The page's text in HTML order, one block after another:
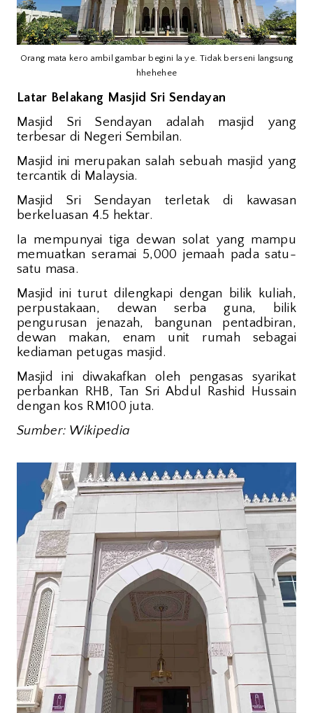
Orang mata kero ambil gambar begini la ye. Tidak berseni langsung
hhehehee
Latar Belakang Masjid Sri Sendayan
Masjid Sri Sendayan adalah masjid yang
terbesar di Negeri Sembilan.
Masjid ini merupakan salah sebuah masjid yang
tercantik di Malaysia.
Masjid Sri Sendayan terletak di kawasan
berkeluasan 4.5 hektar.
Ia mempunyai tiga dewan solat yang mampu
memuatkan seramai 5,000 jemaah pada satu-
satu masa.
Masjid ini turut dilengkapi dengan bilik kuliah,
perpustakaan, dewan serba guna, bilik
pengurusan jenazah, bangunan pentadbiran,
dewan makan, enam unit rumah sebagai
kediaman petugas masjid.
Masjid ini diwakafkan oleh pengasas syarikat
perbankan RHB, Tan Sri Abdul Rashid Hussain
dengan kos RM100 juta.
Sumber: Wikipedia